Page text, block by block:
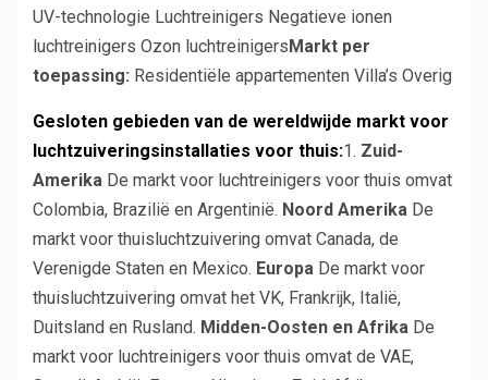
UV-technologie Luchtreinigers Negatieve ionen
luchtreinigers Ozon luchtreinigers Markt per
toepassing: Residentiële appartementen Villa’s Overig
Gesloten gebieden van de wereldwijde markt voor
luchtzuiveringsinstallaties voor thuis:1. Zuid-
Amerika De markt voor luchtreinigers voor thuis omvat
Colombia, Brazilië en Argentinië. Noord Amerika De
markt voor thuisluchtzuivering omvat Canada, de
Verenigde Staten en Mexico. Europa De markt voor
thuisluchtzuivering omvat het VK, Frankrijk, Italië,
Duitsland en Rusland. Midden-Oosten en Afrika De
markt voor luchtreinigers voor thuis omvat de VAE,